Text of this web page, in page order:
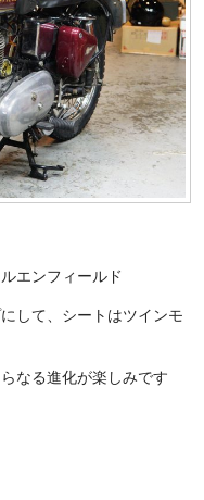
エンフィールド
して、シートはツインモ
なる進化が楽しみです